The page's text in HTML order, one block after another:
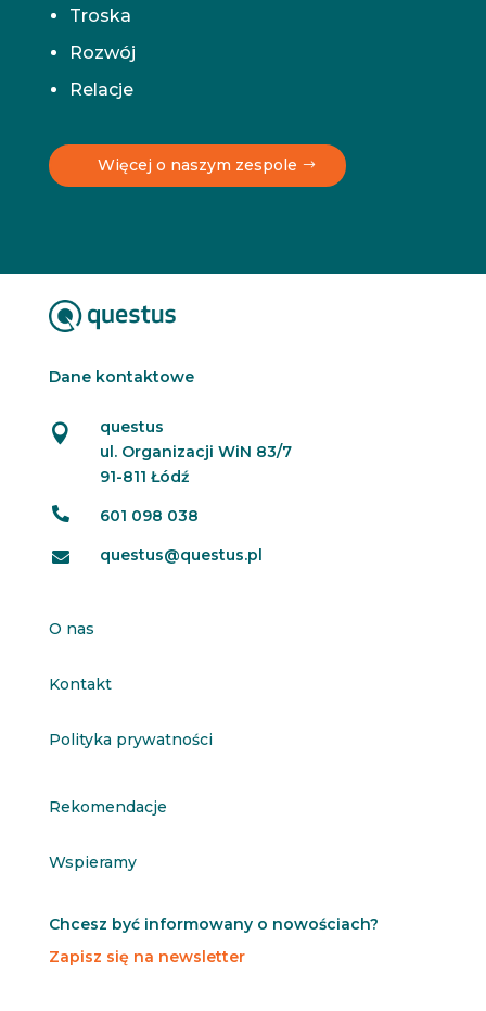
Troska
Rozwój
Relacje
Więcej o naszym zespole
Dane kontaktowe

questus
ul. Organizacji WiN 83/7
91-811 Łódź
 601 098 038
 questus@questus.pl
O nas
Kontakt
Polityka prywatności
Rekomendacje
Wspieramy
Chcesz być informowany o nowościach?
Zapisz się na newsletter